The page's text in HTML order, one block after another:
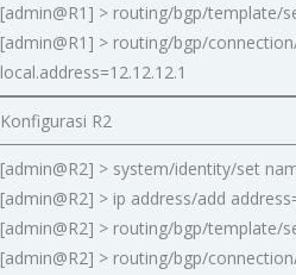
[admin@R1] > routing/bgp/template/
[admin@R1] > routing/bgp/
local.address=12.12.12.1
Konfigurasi R2
[admin@R2] > system/identity/set
[admin@R2] > ip address/add
[admin@R2] > routing/bgp/template/
[admin@R2] > routing/bgp/